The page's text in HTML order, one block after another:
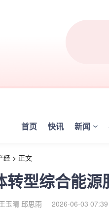
首页 快讯 新闻
经 > 正文
转型综合能
玉晴 邱思雨 2026-06-03 07:39